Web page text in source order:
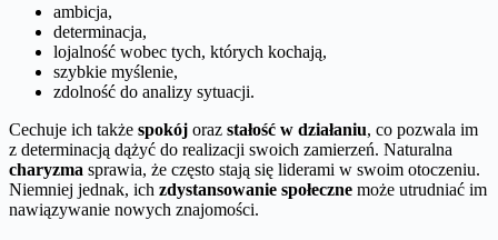
ambicja,
determinacja,
lojalność wobec tych, których kochają,
szybkie myślenie,
zdolność do analizy sytuacji.
Cechuje ich także spokój oraz stałość w działaniu, co pozwala im
z determinacją dążyć do realizacji swoich zamierzeń. Naturalna
charyzma sprawia, że często stają się liderami w swoim otoczeniu.
Niemniej jednak, ich zdystansowanie społeczne może utrudniać im
nawiązywanie nowych znajomości.